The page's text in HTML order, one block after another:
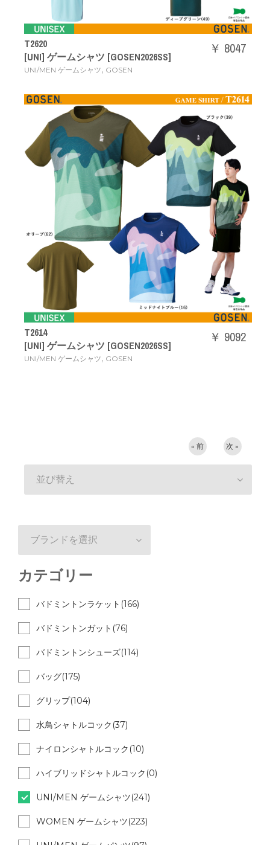
T2620
[UNI] ゲームシャツ [GOSEN2026SS]
UNI/MEN ゲームシャツ, GOSEN
￥ 8047
T2614
[UNI] ゲームシャツ [GOSEN2026SS]
UNI/MEN ゲームシャツ, GOSEN
￥ 9092
« 前 次 »
並び替え
ブランドを選択
カテゴリー
バドミントンラケット(166)
バドミントンガット(76)
バドミントンシューズ(114)
バッグ(175)
グリップ(104)
水鳥シャトルコック(37)
ナイロンシャトルコック(10)
ハイブリッドシャトルコック(0)
UNI/MEN ゲームシャツ(241)
WOMEN ゲームシャツ(223)